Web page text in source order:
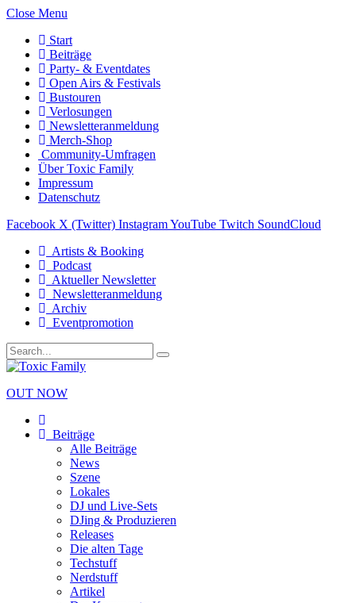
Close Menu
Start
Beiträge
Party- & Eventdates
Open Airs & Festivals
Bustouren
Verlosungen
Newsletteranmeldung
Merch-Shop
Community-Umfragen
Über Toxic Family
Impressum
Datenschutz
Facebook X (Twitter) InstagramYouTube Twitch SoundCloud
Artists & Booking
Podcast
Aktueller Newsletter
Newsletteranmeldung
Archiv
Eventpromotion
OUT NOW
Beiträge
Alle Beiträge
News
Szene
Lokales
DJ und Live-Sets
DJing & Produzieren
Releases
Die alten Tage
Techstuff
Nerdstuff
Artikel